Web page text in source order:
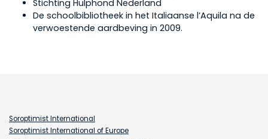
Stichting Hulphond Nederland
De schoolbibliotheek in het Italiaanse l’Aquila na de
verwoestende aardbeving in 2009.
Soroptimist International
Soroptimist International of Europe